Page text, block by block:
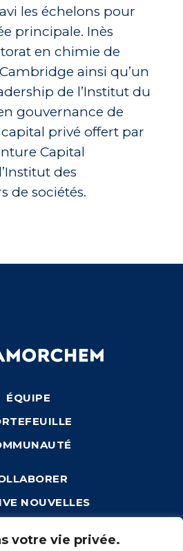
votre vie privée.
les échelons pour
principale. Inès
en chimie de
ainsi qu’un
de l’Institut du
gouvernance de
privé offert par
Capital
des
de sociétés.
ÉQUIPE
NOUVELLES